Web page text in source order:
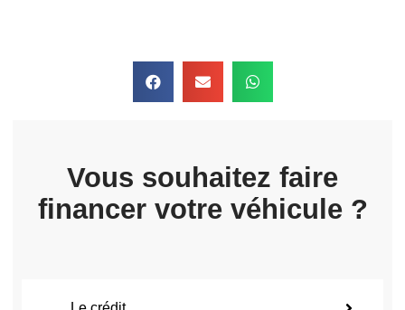
Vous souhaitez faire
financer votre véhicule ?